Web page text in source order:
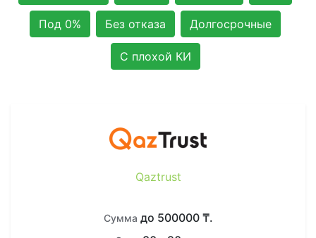
Под 0% Без отказа Долгосрочные
С плохой КИ
Qaztrust
Сумма до 500000 ₸.